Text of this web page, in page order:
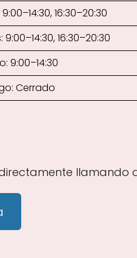
16:30–20:30
9:00–14:30, 16:30–20:30
9:00–14:30
Cerrado
llamando